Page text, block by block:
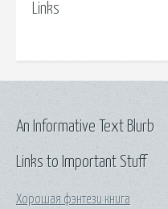
Links
Links to Important Stuff
Хорошая фэнтези книга
An Informative Text Blurb